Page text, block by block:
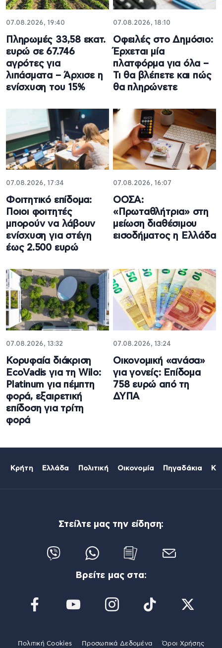
07.08.2026, 19:40
Πληρωμές 33,58 εκατ.
ευρώ σε 67.746
αγρότες για
λιπάσματα – Άρχισε η
ενίσχυση του 15%
07.08.2026, 18:10
Οφειλές στο Δημόσιο:
Έρχεται μία
πλατφόρμα για όλα –
Τι θα βλέπετε και πώς
θα πληρώνετε
07.08.2026, 17:34
Φοιτητικό επίδομα:
Ποιοι φοιτητές
μπορούν να λάβουν
ενίσχυση για στέγη
έως 2.500 ευρώ
07.08.2026, 16:07
ΟΟΣΑ:
«Πρωταθλήτρια» στη
μείωση διαθέσιμου
εισοδήματος η Ελλάδα
07.08.2026, 13:32
Κορυφαία διάκριση
EcoVadis για τη Wilo:
Platinum για πέμπτη
φορά, εξαιρετική
επίδοση για τρίτη
φορά
07.08.2026, 13:24
Oικονομική «ανάσα»
για γονείς: Επίδομα
758 ευρώ από τη
ΔΥΠΑ
Κρήτη Ελλάδα Πολιτική Οικονομία Πηγαδάκια
Στείλτε μας την είδηση:
Βρείτε μας στα:
Πολιτική Cookies Προσωπικά Δεδομένα Όροι Χρήσης